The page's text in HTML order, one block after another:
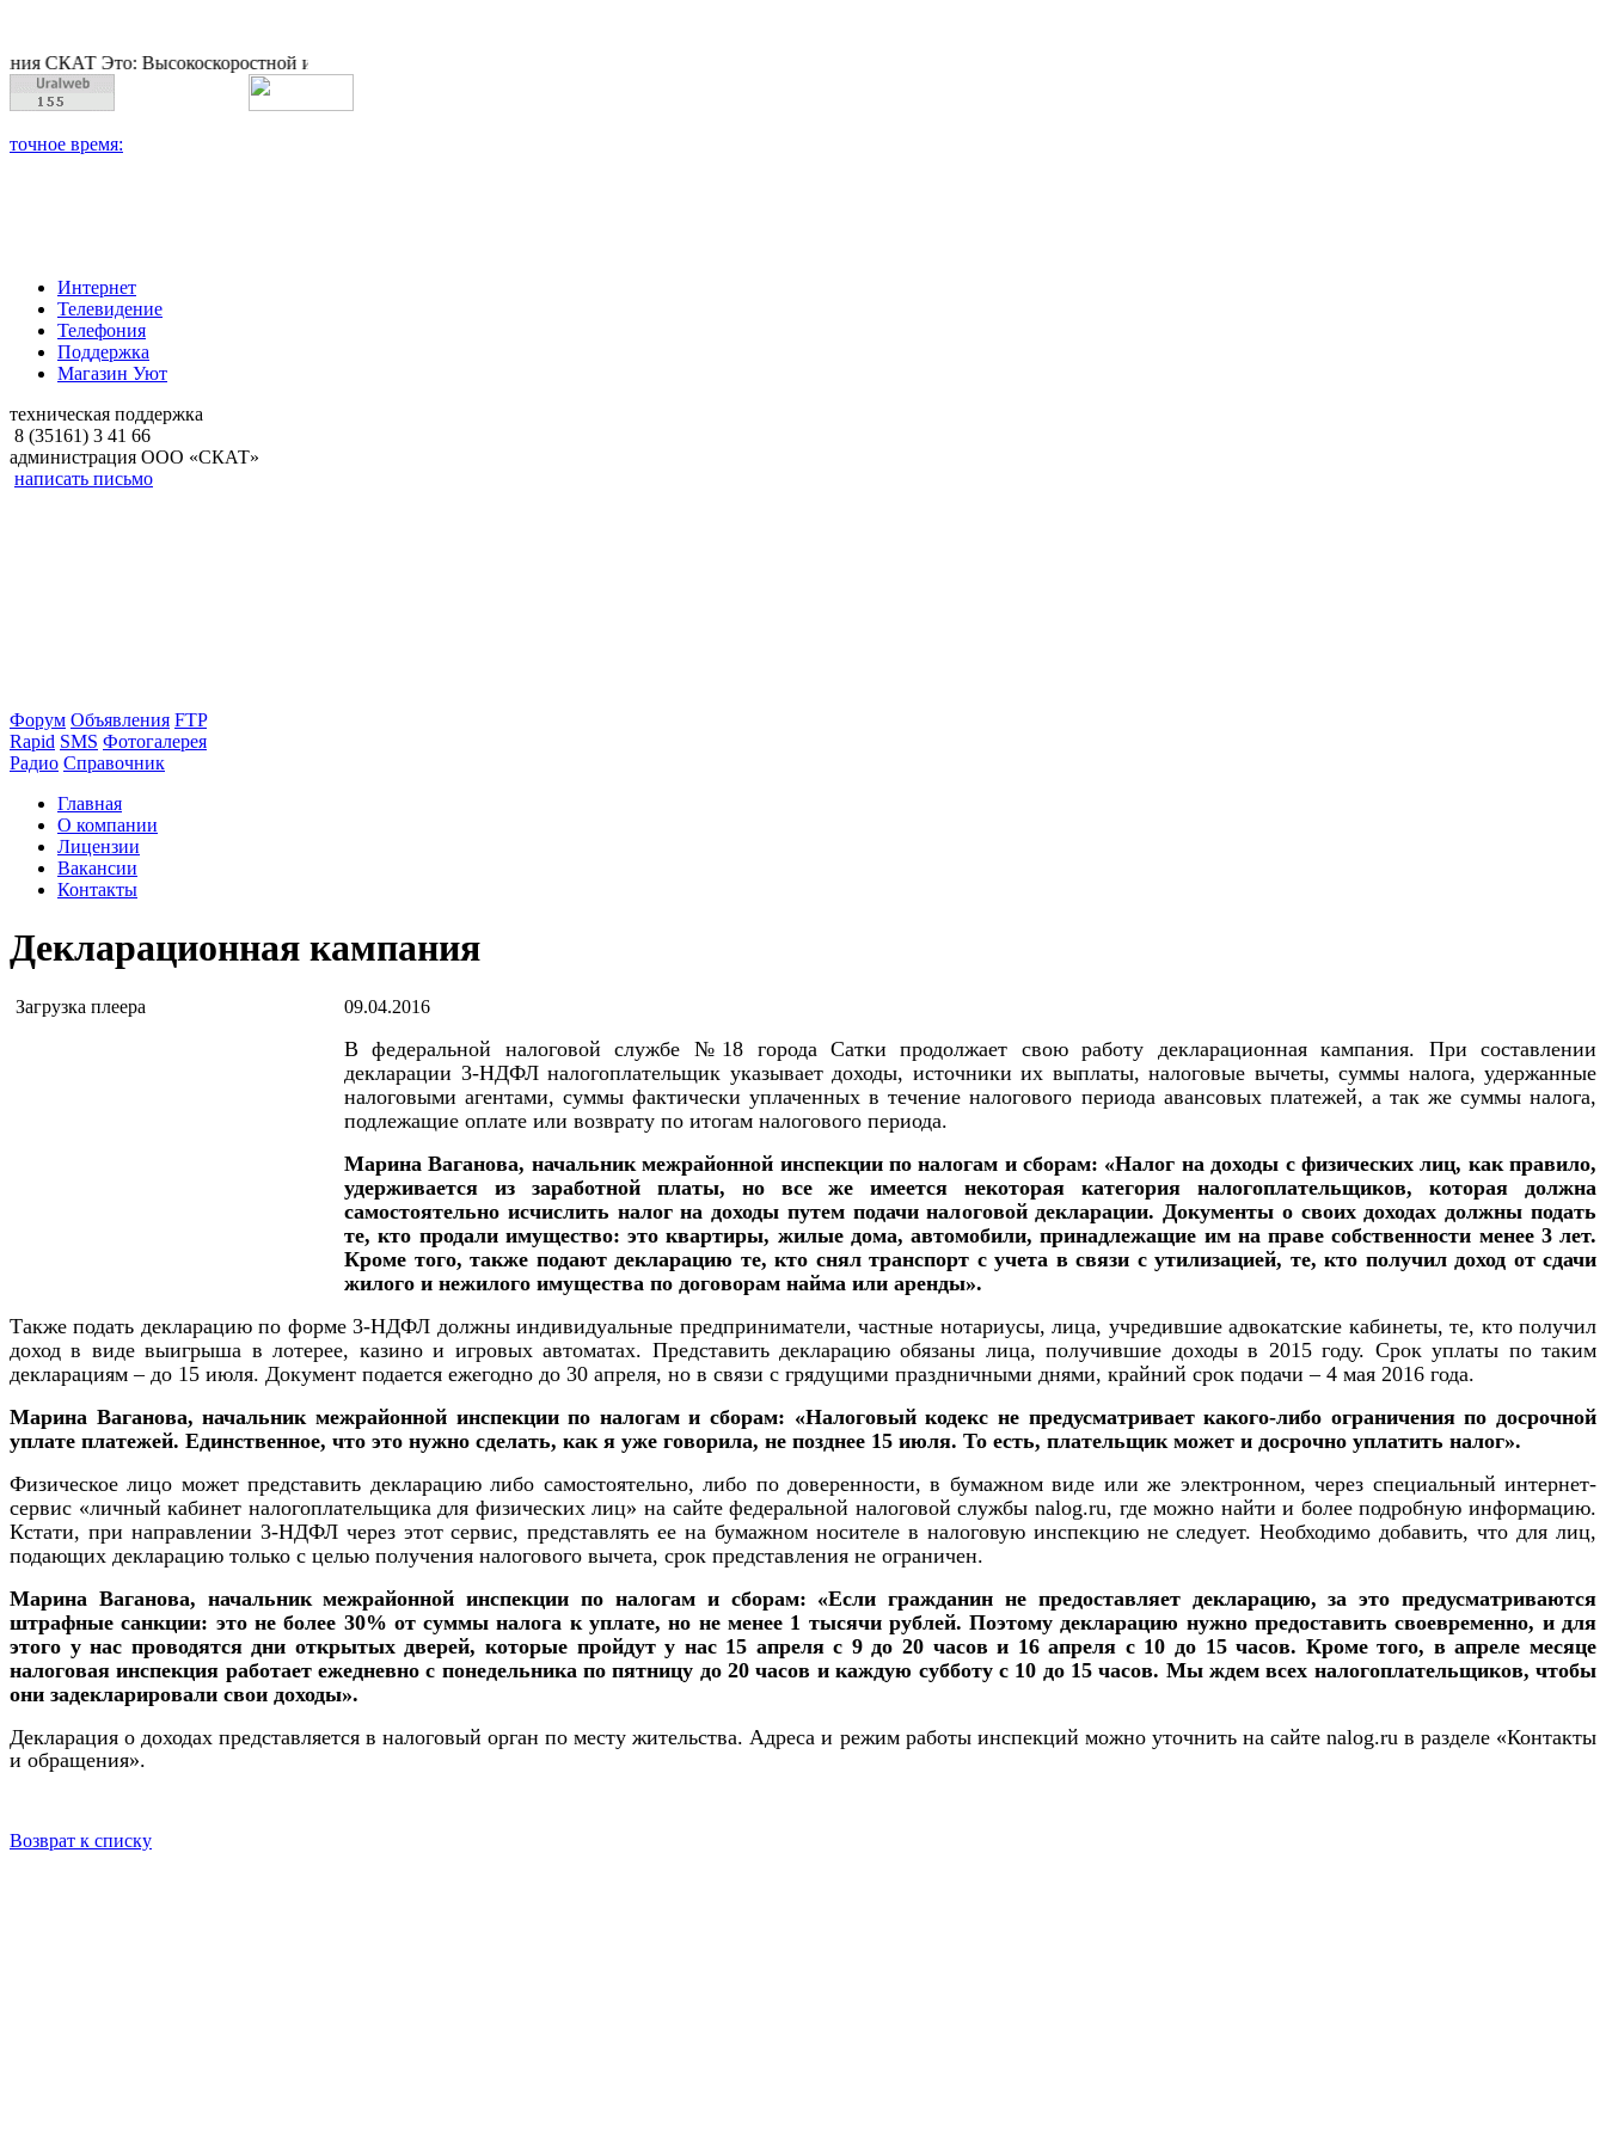
СКАТ Это: Высокоскоростной интернет, качественное цифровое и кабельное телевиденье, надежное и быстрое продвижение вашей рекламы!
Интернет
Телевидение
Телефония
Поддержка
Магазин Уют
техническая поддержка
8 (35161) 3 41 66
администрация ООО «СКАТ»
написать письмо
Форум Объявления FTP
Rapid SMS Фотогалерея
Радио Справочник
Главная
О компании
Лицензии
Вакансии
Контакты
Декларационная кампания
09.04.2016
Загрузка плеера
В федеральной налоговой службе №18 города Сатки продолжает свою работу декларационная кампания. При составлении
декларации 3-НДФЛ налогоплательщик указывает доходы, источники их выплаты, налоговые вычеты, суммы налога, удержанные
налоговыми агентами, суммы фактически уплаченных в течение налогового периода авансовых платежей, а так же суммы налога,
подлежащие оплате или возврату по итогам налогового периода.
Марина Ваганова, начальник межрайонной инспекции по налогам и сборам: «Налог на доходы с физических лиц, как правило,
удерживается из заработной платы, но все же имеется некоторая категория налогоплательщиков, которая должна
самостоятельно исчислить налог на доходы путем подачи налоговой декларации. Документы о своих доходах должны подать
те, кто продали имущество: это квартиры, жилые дома, автомобили, принадлежащие им на праве собственности менее 3 лет.
Кроме того, также подают декларацию те, кто снял транспорт с учета в связи с утилизацией, те, кто получил доход от сдачи
жилого и нежилого имущества по договорам найма или аренды».
Также подать декларацию по форме 3-НДФЛ должны индивидуальные предприниматели, частные нотариусы, лица, учредившие адвокатские кабинеты, те, кто получил
доход в виде выигрыша в лотерее, казино и игровых автоматах. Представить декларацию обязаны лица, получившие доходы в 2015 году. Срок уплаты по таким
декларациям – до 15 июля. Документ подается ежегодно до 30 апреля, но в связи с грядущими праздничными днями, крайний срок подачи – 4 мая 2016 года.
Марина Ваганова, начальник межрайонной инспекции по налогам и сборам: «Налоговый кодекс не предусматривает какого-либо ограничения по досрочной
уплате платежей. Единственное, что это нужно сделать, как я уже говорила, не позднее 15 июля. То есть, плательщик может и досрочно уплатить налог».
Физическое лицо может представить декларацию либо самостоятельно, либо по доверенности, в бумажном виде или же электронном, через специальный интернет-
сервис «личный кабинет налогоплательщика для физических лиц» на сайте федеральной налоговой службы nalog.ru, где можно найти и более подробную информацию.
Кстати, при направлении 3-НДФЛ через этот сервис, представлять ее на бумажном носителе в налоговую инспекцию не следует. Необходимо добавить, что для лиц,
подающих декларацию только с целью получения налогового вычета, срок представления не ограничен.
Марина Ваганова, начальник межрайонной инспекции по налогам и сборам: «Если гражданин не предоставляет декларацию, за это предусматриваются
штрафные санкции: это не более 30% от суммы налога к уплате, но не менее 1 тысячи рублей. Поэтому декларацию нужно предоставить своевременно, и для
этого у нас проводятся дни открытых дверей, которые пройдут у нас 15 апреля с 9 до 20 часов и 16 апреля с 10 до 15 часов. Кроме того, в апреле месяце
налоговая инспекция работает ежедневно с понедельника по пятницу до 20 часов и каждую субботу с 10 до 15 часов. Мы ждем всех налогоплательщиков, чтобы
они задекларировали свои доходы».
Декларация о доходах представляется в налоговый орган по месту жительства. Адреса и режим работы инспекций можно уточнить на сайте nalog.ru в разделе «Контакты
и обращения».
Возврат к списку